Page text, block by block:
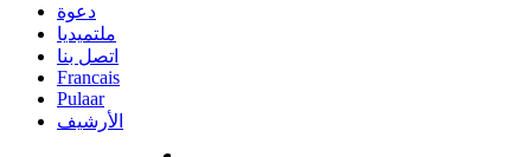
دعوة
ملتميديا
اتصل بنا
Francais
Pulaar
الأرشيف